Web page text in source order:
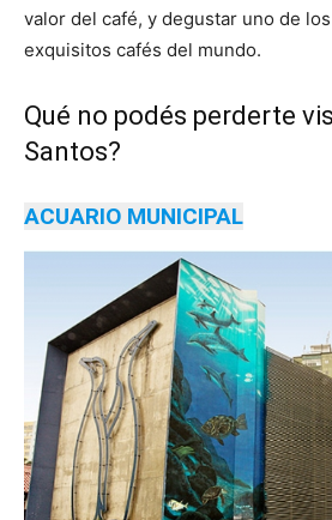
valor del café, y degustar uno de
exquisitos cafés del mundo.
Qué no podés perderte
Santos?
ACUARIO MUNICIPAL